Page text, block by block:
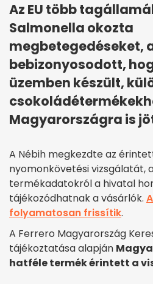
Az EU több
Salmonella okozta
megbetegedéseket,
bebizonyosodott,
üzemben készült,
Magyarországra is
A Nébih megkezdte az
nyomonkövetési vizsgálatát,
termékadatokról a hivatal
tájékozódhatnak a vásárlók.
folyamatosan frissítik.
A Ferrero Magyarország
tájékoztatása alapján
hatféle termék érintett a